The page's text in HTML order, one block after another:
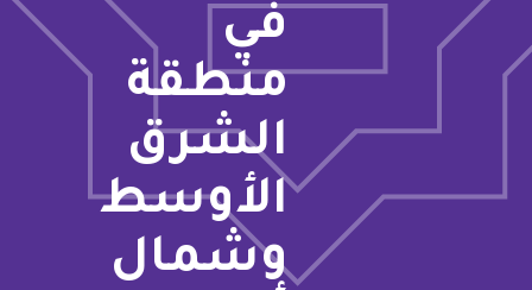
في
منطقة
الشرق
الأوسط
وشمال